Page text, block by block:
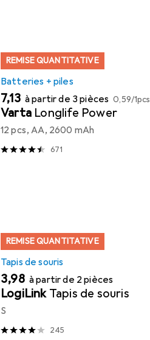
REMISE QUANTITATIVE
Batteries + piles
EUR
7,13 à partir de 3 pièces EUR
0,59/1pcs
Varta Longlife Power
12 pcs, AA, 2600 mAh
671
REMISE QUANTITATIVE
Tapis de souris
EUR
3,98 à partir de 2 pièces
LogiLink Tapis de souris
S
245